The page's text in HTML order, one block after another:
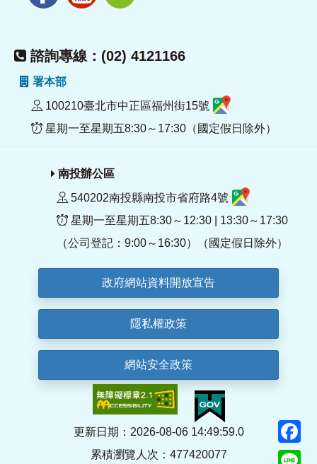
諮詢專線：(02) 4121166
署本部
100210臺北市中正區福州街15號
星期一至星期五8:30～17:30（國定假日除外）
南投辦公區
540202南投縣南投市省府路4號
星期一至星期五8:30～12:30 | 13:30～17:30
（公司登記：9:00～16:30）（國定假日除外）
政府網站資料開放宣告
隱私權政策
網站安全政策
更新日期：2026-08-06 14:49:59.0
累積瀏覽人次：477420077